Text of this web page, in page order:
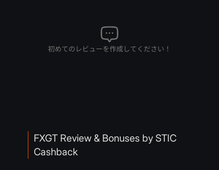
初めてのレビューを作成してください！
FXGT Review & Bonuses by STIC
Cashback